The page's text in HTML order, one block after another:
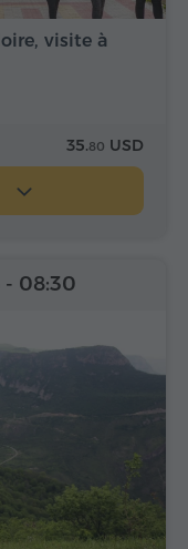
visite à
35.80 USD
- 08:30